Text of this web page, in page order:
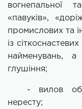
вогнепальної
«павуків»,
промислових та
із
найменувань,
глушіння;
- вилов
нересту;